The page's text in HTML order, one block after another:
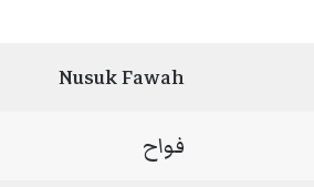
Nusuk Fawah
فواح